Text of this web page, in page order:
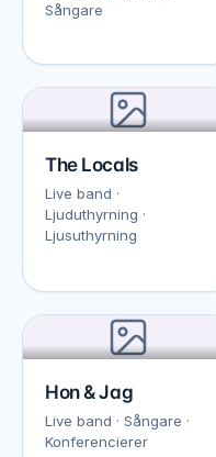
Sångare
The Locals
Live band ·
Ljuduthyrning ·
Ljusuthyrning
Hon & Jag
Live band · Sångare ·
Konferencierer